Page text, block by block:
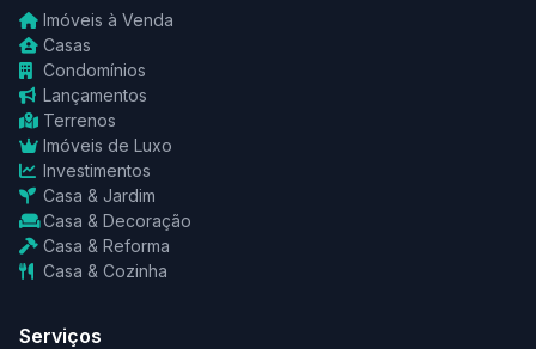
Imóveis à Venda
Casas
Condomínios
Lançamentos
Terrenos
Imóveis de Luxo
Investimentos
Casa & Jardim
Casa & Decoração
Casa & Reforma
Casa & Cozinha
Serviços